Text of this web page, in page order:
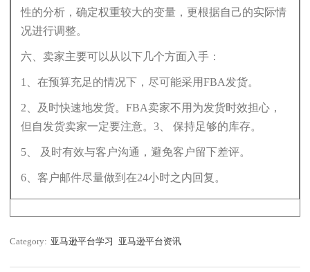
性的分析，确定权重较大的变量，更根据自己的实际情
况进行调整。
六、卖家主要可以从以下几个方面入手：
1、在预算充足的情况下，尽可能采用FBA发货。
2、及时快速地发货。FBA卖家不用为发货时效担心，
但自发货卖家一定要注意。3、 保持足够的库存。
5、 及时有效与客户沟通，避免客户留下差评。
6、客户邮件尽量做到在24小时之内回复。
Category: 亚马逊平台学习 亚马逊平台资讯